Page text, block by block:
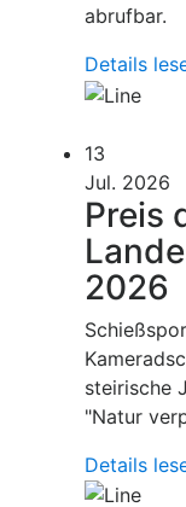
abrufbar.
Details
13
Jul. 2026
Preis
2026
steirische
"Natur
Details